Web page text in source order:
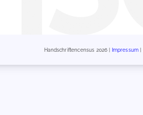
Handschriftencensus 2026 | Impressum